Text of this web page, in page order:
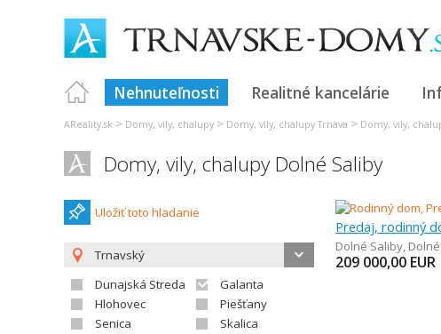
Nehnuteľnosti Realitné kancelárie
AReality.sk > Domy, vily, chalupy > Domy, vily, chalupy Trnava > Domy, vily,
Domy, vily, chalupy Dolné Saliby
Uložiť toto hladanie
Trnavský
Dunajská Streda
Galanta
Hlohovec
Piešťany
Senica
Skalica
Predaj, rodinný
Dolné Saliby,
209 000,00 EUR